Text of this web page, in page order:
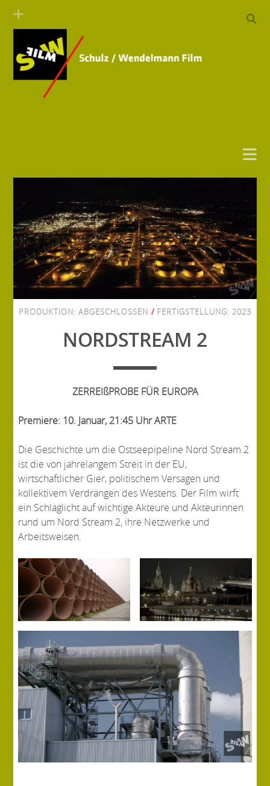
PRODUKTION: ABGESCHLOSSEN / FERTIGSTELLUNG: 2023
NORDSTREAM 2
ZERREIßPROBE FÜR EUROPA
Premiere: 10. Januar, 21:45 Uhr ARTE
Die Geschichte um die Ostseepipeline Nord Stream 2
ist die von jahrelangem Streit in der EU,
wirtschaftlicher Gier, politischem Versagen und
kollektivem Verdrängen des Westens. Der Film wirft
ein Schlaglicht auf wichtige Akteure und Akteurinnen
rund um Nord Stream 2, ihre Netzwerke und
Arbeitsweisen.